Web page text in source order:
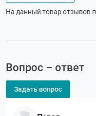
На данный товар отзывов
Вопрос – ответ
Задать вопрос